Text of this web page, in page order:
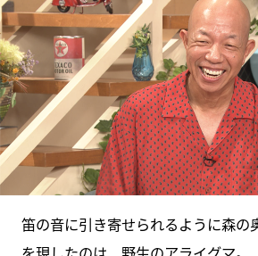
笛の音に引き寄せられるように森の